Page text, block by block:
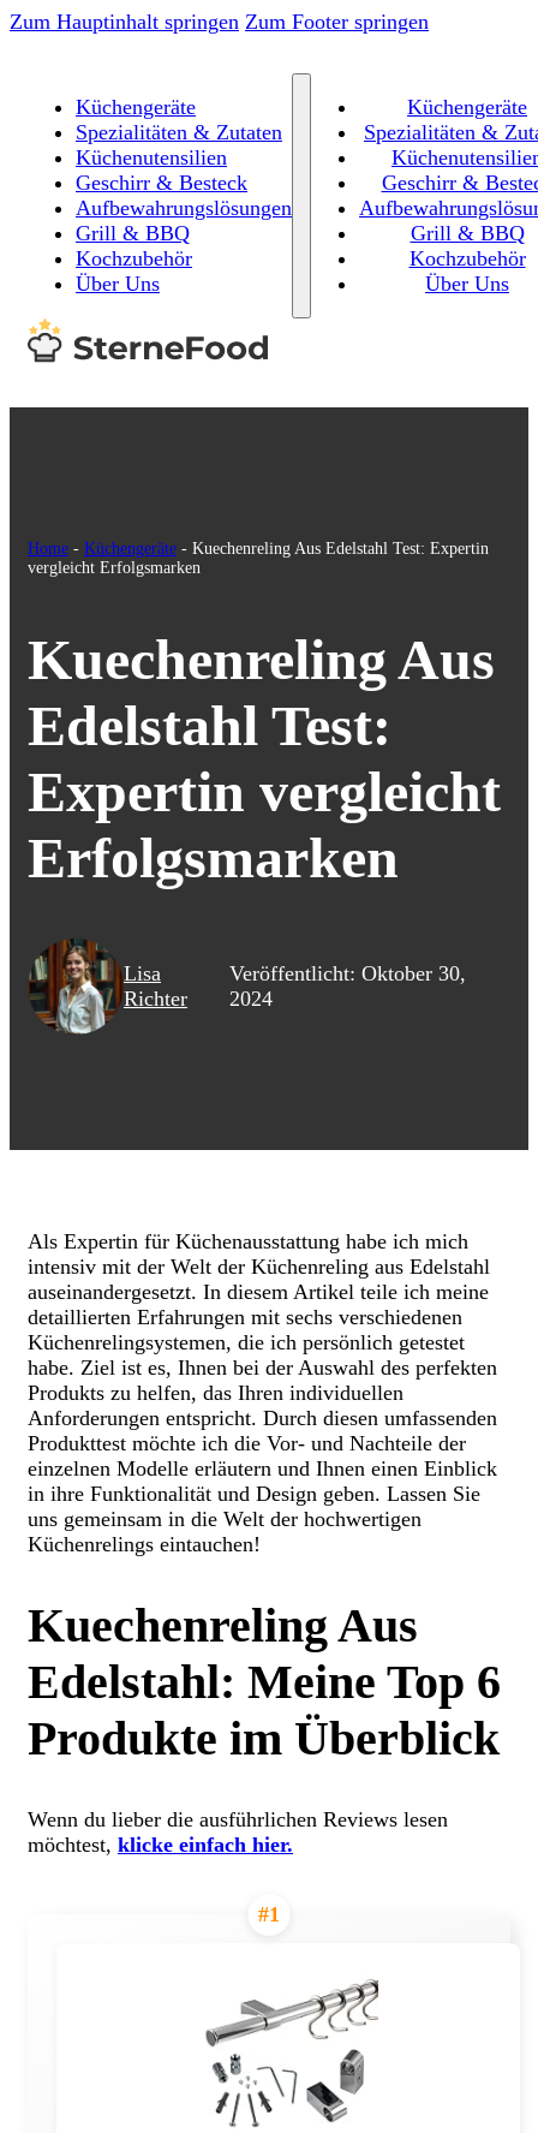
Zum Hauptinhalt springen Zum Footer springen
Küchengeräte
Spezialitäten & Zutaten
Küchenutensilien
Geschirr & Besteck
Aufbewahrungslösungen
Grill & BBQ
Kochzubehör
Über Uns
Küchengeräte
Spezialitäten &
Geschirr &
Grill & BBQ
Kochzubehör
Über Uns
Home - Küchengeräte - Kuechenreling Aus Edelstahl Test: Expertin
vergleicht Erfolgsmarken
Kuechenreling Aus
Edelstahl Test:
Expertin vergleicht
Erfolgsmarken
Lisa
Richter
Veröffentlicht: Oktober 30,
2024
Als Expertin für Küchenausstattung habe ich mich
intensiv mit der Welt der Küchenreling aus Edelstahl
auseinandergesetzt. In diesem Artikel teile ich meine
detaillierten Erfahrungen mit sechs verschiedenen
Küchenrelingsystemen, die ich persönlich getestet
habe. Ziel ist es, Ihnen bei der Auswahl des perfekten
Produkts zu helfen, das Ihren individuellen
Anforderungen entspricht. Durch diesen umfassenden
Produkttest möchte ich die Vor- und Nachteile der
einzelnen Modelle erläutern und Ihnen einen Einblick
in ihre Funktionalität und Design geben. Lassen Sie
uns gemeinsam in die Welt der hochwertigen
Küchenrelings eintauchen!
Kuechenreling Aus
Edelstahl: Meine Top 6
Produkte im Überblick
Wenn du lieber die ausführlichen Reviews lesen
möchtest, klicke einfach hier.
#1